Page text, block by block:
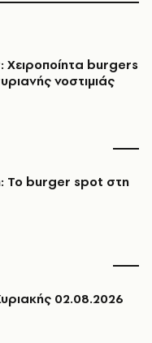
burgers
νοστιμιάς
Το burger spot στη
02.08.2026